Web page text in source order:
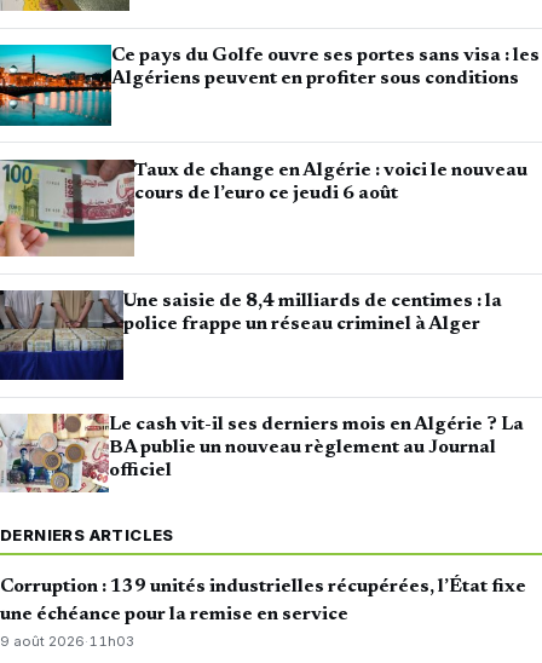
Ce pays du Golfe ouvre ses portes sans visa : les
Algériens peuvent en profiter sous conditions
Taux de change en Algérie : voici le nouveau
cours de l’euro ce jeudi 6 août
Une saisie de 8,4 milliards de centimes : la
police frappe un réseau criminel à Alger
Le cash vit-il ses derniers mois en Algérie ? La
BA publie un nouveau règlement au Journal
officiel
DERNIERS ARTICLES
Corruption : 139 unités industrielles récupérées, l’État fixe
une échéance pour la remise en service
9 août 2026·11h03